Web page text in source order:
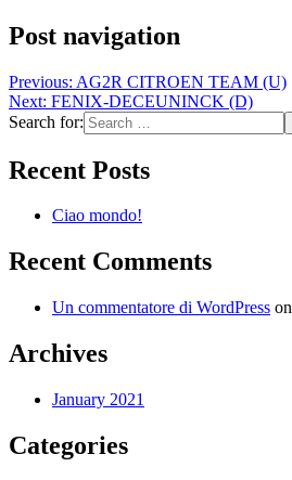
Post navigation
Previous: AG2R CITROEN TEAM (U)
Next: FENIX-DECEUNINCK (D)
Search for:
Recent Posts
Ciao mondo!
Recent Comments
Un commentatore di WordPress on
Archives
January 2021
Categories